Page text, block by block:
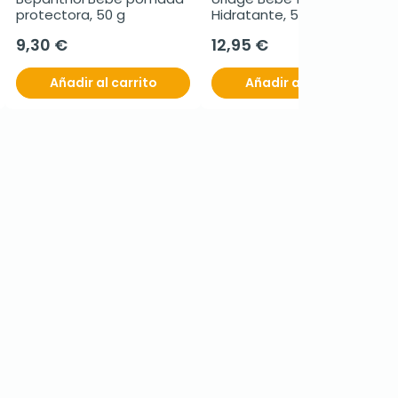
protectora, 50 g
9,30 €
Añadir al carrito
Hidratante, 500 ml
12,95 €
Añadir al carrito